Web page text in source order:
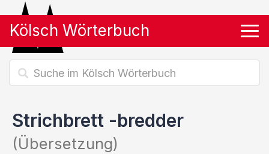
Kölsch Wörterbuch
Strichbrett -bredder
(Übersetzung)